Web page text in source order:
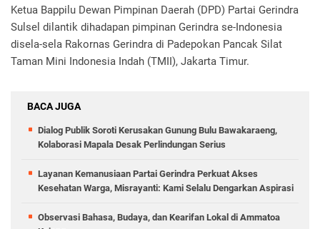
Ketua Bappilu Dewan Pimpinan Daerah (DPD) Partai Gerindra
Sulsel dilantik dihadapan pimpinan Gerindra se-Indonesia
disela-sela Rakornas Gerindra di Padepokan Pancak Silat
Taman Mini Indonesia Indah (TMII), Jakarta Timur.
BACA JUGA
Dialog Publik Soroti Kerusakan Gunung Bulu Bawakaraeng,
Kolaborasi Mapala Desak Perlindungan Serius
Layanan Kemanusiaan Partai Gerindra Perkuat Akses
Kesehatan Warga, Misrayanti: Kami Selalu Dengarkan Aspirasi
Observasi Bahasa, Budaya, dan Kearifan Lokal di Ammatoa